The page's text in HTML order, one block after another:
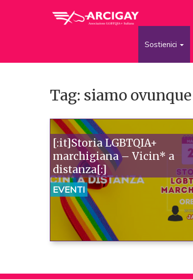
Sostienici
Tag: siamo ovunque
[:it]Storia LGBTQIA+
marchigiana – Vicin* a
distanza[:]
EVENTI